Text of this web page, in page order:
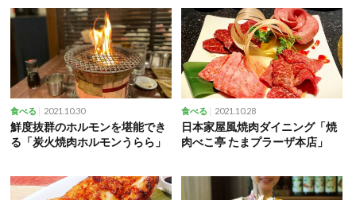
食べる 2021.10.30
鮮度抜群のホルモンを堪能でき
る「炭火焼肉ホルモンうらら」
食べる 2021.10.28
日本家屋風焼肉ダイニング「焼
肉べこ亭 たまプラーザ本店」